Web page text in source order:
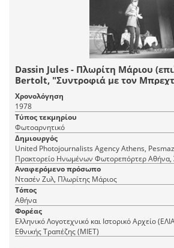
Dassin Jules - Πλωρίτη Μάριου
Bertolt, "Συντροφιά με τον
Χρονολόγηση
1978
Τύπος τεκμηρίου
Φωτοαρνητικό
Δημιουργός
United Photojournalists Agency Athens, Pesmazoglou Arcade,
Πρακτορείο Ηνωμένων Φωτορεπόρτερ Αθήνα, Σταδίου 36 Στοά
Πεσμαζόγλου, τηλ. 22-348
Αναφερόμενο πρόσωπο
Ντασέν Ζυλ, Πλωρίτης Μάριος
Τόπος
Αθήνα
Φορέας
Ελληνικό Λογοτεχνικό και Ιστορικό Αρχείο
Εθνικής Τραπέζης (ΜΙΕΤ)